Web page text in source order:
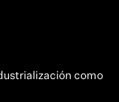
como